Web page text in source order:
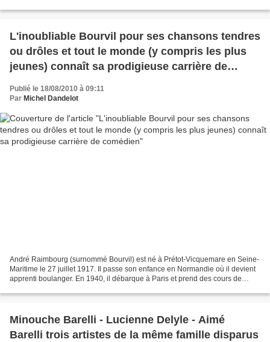
L'inoubliable Bourvil pour ses chansons tendres
ou drôles et tout le monde (y compris les plus
jeunes) connaît sa prodigieuse carrière de
Publié le 18/08/2010 à 09:11
Par Michel Dandelot
André Raimbourg (surnommé Bourvil) est né à Prétot-Vicquemare en Seine-
Maritime le 27 juillet 1917. Il passe son enfance en Normandie où il devient
apprenti boulanger. En 1940, il débarque à Paris et prend des cours de
Minouche Barelli - Lucienne Delyle - Aimé
Barelli trois artistes de la même famille disparus